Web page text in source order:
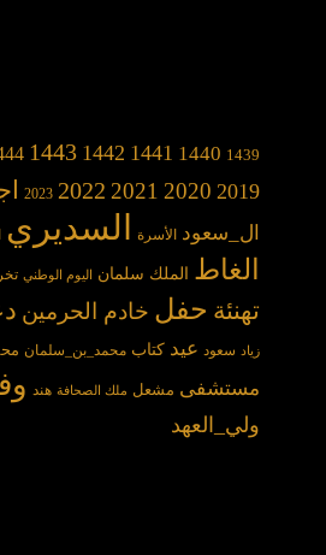
1439
1440
1441
1442
1443
2019
2020
2021
2022
2023
ال_سعود الأسرة السديري
الغاط الملك سلمان اليوم الوطني
تهنئة حفل خادم الحرمين
زياد سعود عيد كتاب محمد_بن_سلمان
مستشفى مشعل ملك الصحافة هند
ولي_العهد